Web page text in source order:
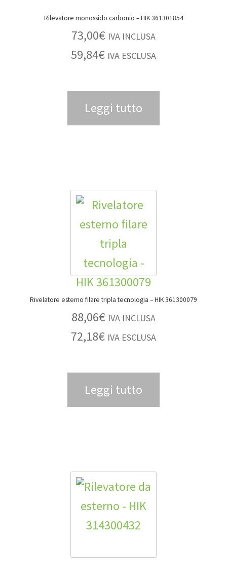
Rilevatore monossido carbonio – HIK 361301854
73,00€ IVA INCLUSA
59,84€ IVA ESCLUSA
Leggi tutto
Rivelatore esterno filare tripla tecnologia – HIK 361300079
88,06€ IVA INCLUSA
72,18€ IVA ESCLUSA
Leggi tutto